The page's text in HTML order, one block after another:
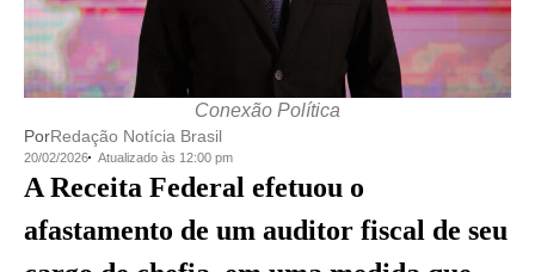
Conexão Política
PorRedação Notícia Brasil
20/02/2026 Atualizado às 12:00 pm
A Receita Federal efetuou o
afastamento de um auditor fiscal de seu